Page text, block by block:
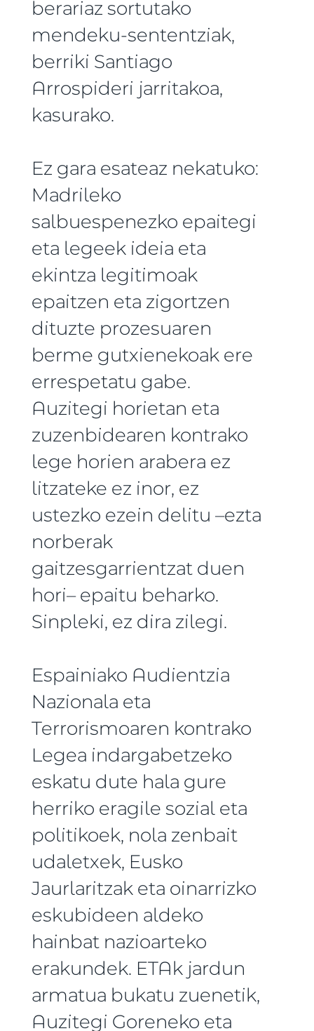
berariaz sortutako
mendeku-sententziak,
berriki Santiago
Arrospideri jarritakoa,
kasurako.
Ez gara esateaz nekatuko:
Madrileko
salbuespenezko epaitegi
eta legeek ideia eta
ekintza legitimoak
epaitzen eta zigortzen
dituzte prozesuaren
berme gutxienekoak ere
errespetatu gabe.
Auzitegi horietan eta
zuzenbidearen kontrako
lege horien arabera ez
litzateke ez inor, ez
ustezko ezein delitu –ezta
norberak
gaitzesgarrientzat duen
hori– epaitu beharko.
Sinpleki, ez dira zilegi.
Espainiako Audientzia
Nazionala eta
Terrorismoaren kontrako
Legea indargabetzeko
eskatu dute hala gure
herriko eragile sozial eta
politikoek, nola zenbait
udaletxek, Eusko
Jaurlaritzak eta oinarrizko
eskubideen aldeko
hainbat nazioarteko
erakundek. ETAk jardun
armatua bukatu zuenetik,
Auzitegi Goreneko eta